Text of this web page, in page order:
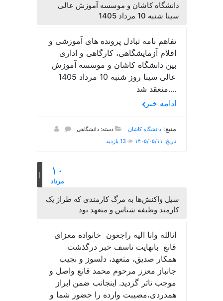
دانشگاه کاشان و موسسه آموزش عالی
سینا شنبه 10 مرداد 1405
تفاهم نامه تبادل پرونده‌ های آموزشی و
اقلام آزمایشگاهی، کارگاهی و اداری
بین دانشگاه کاشان و موسسه آموزش
عالی سینا روز شنبه 10 مرداد 1405
منعقد شد....
ادامه خبر
منبع:دانشگاه کاشان
دسته: دانشگاهی
تاریخ: ۱۴۰۵/۰۵/۱۱
13 بازدید
۱۰
مرداد
سیل واکنش‌ها به مرگ کارمندی که طراز یک
کارمند وظیفه شناس و متعهد بود
انالله وانا الیه راجعون خانواده معزای
قانع بانهایت تاسف خبر درگذشت
همکار صدیق، متعهد، دلسوز و نجیب
جانباز معزز مرحوم محمد قانع واصل و
موجب تاثر گردید. اینجانب ضمن ابراز
همدردی،مصیبت وارده را حضور شما و